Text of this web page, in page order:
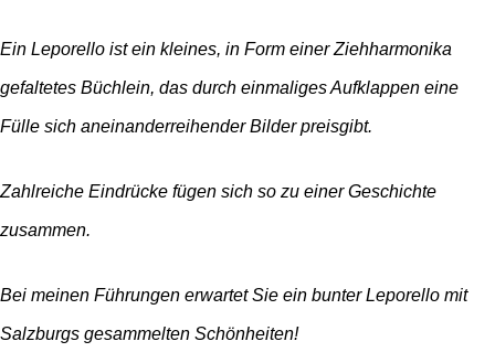
Ein Leporello ist ein kleines, in Form einerZiehharmonika
gefaltetes Büchlein, das durch einmaligesAufklappen eine
Fülle sich aneinanderreihender Bilder preisgibt.
Zahlreiche Eindrücke fügen sich so zu einerGeschichte
zusammen.
Bei meinen Führungen erwartet Sie ein bunterLeporello mit
Salzburgs gesammelten Schönheiten!